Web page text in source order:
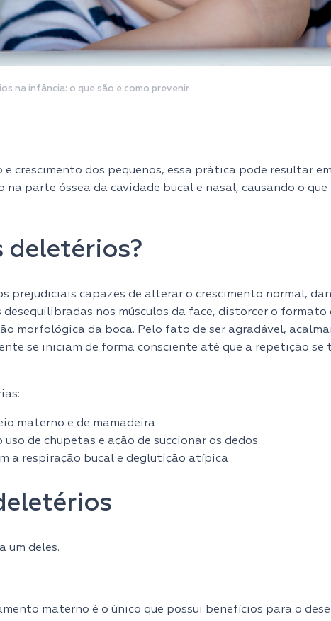
na infância: o que são e como prevenir
crescimento dos pequenos, essa prática pode resultar
parte óssea da cavidade bucal e nasal, causando o que
deletérios?
prejudiciais capazes de alterar o crescimento normal,
nos músculos da face, distorcer o formato
morfológica da boca. Pelo fato de ser agradável,
se iniciam de forma consciente até que a repetição se
materno e de mamadeira
de chupetas e ação de succionar os dedos
a respiração bucal e deglutição atípica
um deles.
materno é o único que possui benefícios para o